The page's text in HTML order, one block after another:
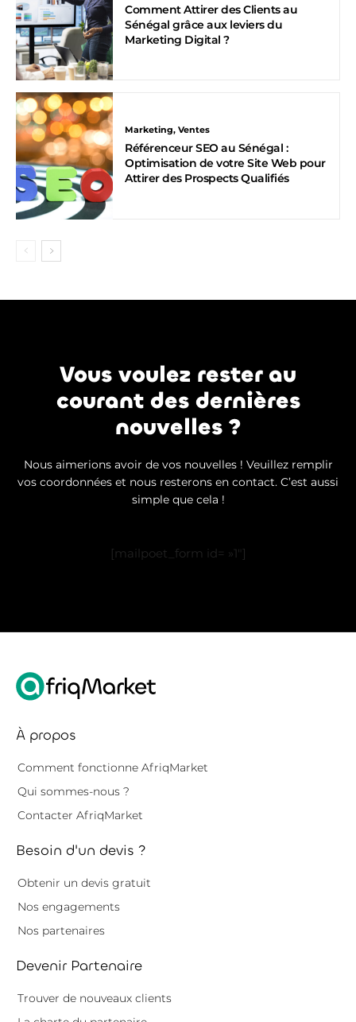
Comment Attirer des Clients au
Sénégal grâce aux leviers du
Marketing Digital ?
Marketing, Ventes
Référenceur SEO au Sénégal :
Optimisation de votre Site Web pour
Attirer des Prospects Qualifiés
Vous voulez rester au
courant des dernières
nouvelles ?
Nous aimerions avoir de vos nouvelles ! Veuillez remplir
vos coordonnées et nous resterons en contact. C’est aussi
simple que cela !
[mailpoet_form id= »1″]
À propos
Comment fonctionne AfriqMarket
Qui sommes-nous ?
Contacter AfriqMarket
Besoin d'un devis ?
Obtenir un devis gratuit
Nos engagements
Nos partenaires
Devenir Partenaire
Trouver de nouveaux clients